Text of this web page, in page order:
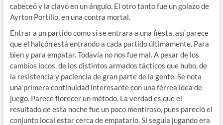
cabeceó y la clavó en un ángulo. El otro tanto fue un golazo de
Ayrton Portillo, en una contra mortal.
Entrar a un partido como si se entrara a una fiesta, así parece
que el halcón está entrando a cada partido últimamente. Para
bien y para empatar. Todavía no nos fue mal. A pesar de los
cambios locos, de los distintos armados tácticos que hubo, de
la resistencia y paciencia de gran parte de la gente. Se nota
una primera continuidad interesante con una férrea idea de
juego. Parece florecer un método. La verdad es que el
resultado de esta noche fue un poco mentiroso, pues pareció el
conjunto local estar cerca de empatarlo. Si seguía jugando era